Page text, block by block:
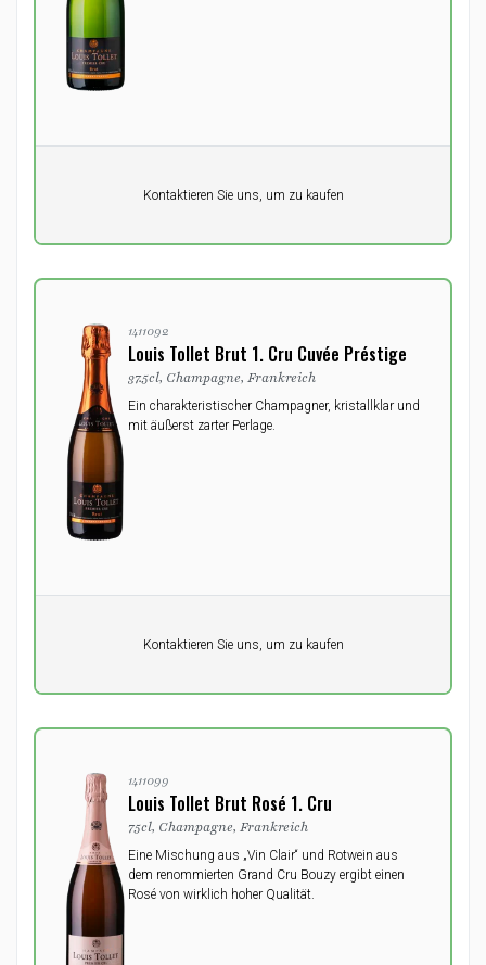
Kontaktieren Sie uns, um zu kaufen
1411092
Louis Tollet Brut 1. Cru Cuvée Préstige
37.5cl, Champagne, Frankreich
Ein charakteristischer Champagner, kristallklar und
mit äußerst zarter Perlage.
Kontaktieren Sie uns, um zu kaufen
1411099
Louis Tollet Brut Rosé 1. Cru
75cl, Champagne, Frankreich
Eine Mischung aus „Vin Clair“ und Rotwein aus
dem renommierten Grand Cru Bouzy ergibt einen
Rosé von wirklich hoher Qualität.